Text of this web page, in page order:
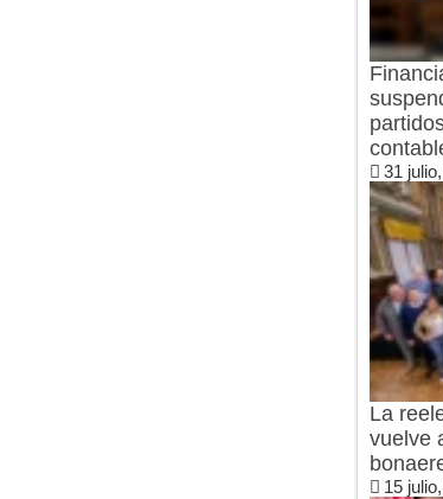
31
La
vuelve
15